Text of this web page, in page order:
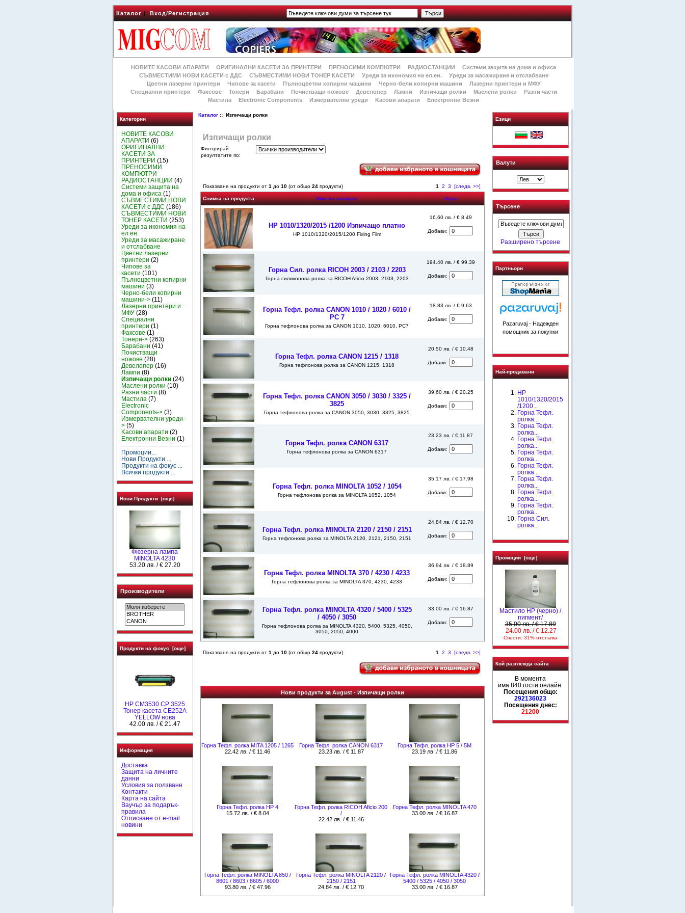
Каталог|Вход/Регистрация
НОВИТЕ КАСОВИ АПАРАТИ ОРИГИНАЛНИ КАСЕТИ ЗА ПРИНТЕРИ ПРЕНОСИМИ КОМПЮТРИ РАДИОСТАНЦИИ
Системи защита на дома и офиса
СЪВМЕСТИМИ НОВИ КАСЕТИ с ДДС
СЪВМЕСТИМИ НОВИ ТОНЕР КАСЕТИ Уреди за икономия на ел.ен.
Уреди за масажиране и отслабване
Цветни лазерни принтери
Чипове за касети Пълноцветни копирни машини Черно-бели копирни машини
Лазерни принтери и МФУ
Специални принтери
Факсове Тонери Барабани Почистващи ножове Девелопер Лампи Изпичащи ролки Маслени ролки
Разни части
Мастила
Electronic Components Измервателни уреди Kасови апарати Електронни Везни
Категории
НОВИТЕ КАСОВИ
АПАРАТИ (6)
ОРИГИНАЛНИ
КАСЕТИ ЗА
ПРИНТЕРИ (15)
ПРЕНОСИМИ
КОМПЮТРИ
РАДИОСТАНЦИИ (4)
Системи защита на
дома и офиса (1)
СЪВМЕСТИМИ НОВИ
КАСЕТИ с ДДС (186)
СЪВМЕСТИМИ НОВИ
ТОНЕР КАСЕТИ (253)
Уреди за икономия на
ел.ен.
Уреди за масажиране
и отслабване
Цветни лазерни
принтери (2)
Чипове за
касети (101)
Пълноцветни копирни
машини (3)
Черно-бели копирни
машини-> (11)
Лазерни принтери и
МФУ (28)
Специални
принтери (1)
Факсове (1)
Тонери-> (263)
Барабани (41)
Почистващи
ножове (28)
Девелопер (16)
Лампи (8)
Изпичащи ролки (24)
Маслени ролки (10)
Разни части (8)
Мастила (7)
Electronic
Components-> (3)
Измервателни уреди-
> (5)
Kасови апарати (2)
Електронни Везни (1)
Промоции...
Нови Продукти ...
Продукти на фокус ...
Всички продукти ...
Нови Продукти [още]
Фюзерна лампа
MINOLTA 4230
53.20 лв. / € 27.20
Производители
Продукти на фокус [още]
HP CM3530 CP 3525
Тонер касета CE252A
YELLOW нова
42.00 лв. / € 21.47
Информация
Доставка
Защита на личните
данни
Условия за ползване
Контакти
Карта на сайта
Ваучър за подарък-
правила
Отписване от e-mail
новини
Каталог :: Изпичащи ролки
Изпичащи ролки
Филтрирай
резултатите по:
Показване на продукти от 1 до 10(от общо 24продукти) 1 2 3 [следв. >>]
Снимка на продукта Име на артикул- Цена
HP 1010/1320/2015 /1200 Изпичащо платно
HP 1010/1320/2015/1200 Fixing Film
16.60 лв. / € 8.49
Добави:
Горна Сил. ролка RICOH 2003 / 2103 / 2203
Горна силиконова ролка за RICOH Aficio 2003, 2103, 2203
194.40 лв. / € 99.39
Добави:
Горна Тефл. ролка CANON 1010 / 1020 / 6010 /
РС 7
Горна тефлонова ролка за CANON 1010, 1020, 6010, PC7
18.83 лв. / € 9.63
Добави:
Горна Тефл. ролка CANON 1215 / 1318
Горна тефлонова ролка за CANON 1215, 1318
20.50 лв. / € 10.48
Добави:
Горна Тефл. ролка CANON 3050 / 3030 / 3325 /
3825
Горна тефлонова ролка за CANON 3050, 3030, 3325, 3825
39.60 лв. / € 20.25
Добави:
Горна Тефл. ролка CANON 6317
Горна тефлонова ролка за CANON 6317
23.23 лв. / € 11.87
Добави:
Горна Тефл. ролка MINOLTA 1052 / 1054
Горна тефлонова ролка за MINOLTA 1052, 1054
35.17 лв. / € 17.98
Добави:
Горна Тефл. ролка MINOLTA 2120 / 2150 / 2151
Горна тефлонова ролка за MINOLTA 2120, 2121, 2150, 2151
24.84 лв. / € 12.70
Добави:
Горна Тефл. ролка MINOLTA 370 / 4230 / 4233
Горна тефлонова ролка за MINOLTA 370, 4230, 4233
36.94 лв. / € 18.89
Добави:
Горна Тефл. ролка MINOLTA 4320 / 5400 / 5325
/ 4050 / 3050
Горна тефлонова ролка за MINOLTA 4320, 5400, 5325, 4050,
3050, 2050, 4000
33.00 лв. / € 16.87
Добави:
Показване на продукти от 1 до 10(от общо 24продукти) 1 2 3 [следв. >>]
Нови продукти за August - Изпичащи ролки
Горна Тефл. ролка MITA 1205 / 1265
22.42 лв. / € 11.46
Горна Тефл. ролка CANON 6317
23.23 лв. / € 11.87
Горна Тефл. ролка НР 5 / 5M
23.19 лв. / € 11.86
Горна Тефл. ролка НР 4
15.72 лв. / € 8.04
Горна Тефл. ролка RICOH Aficio 200
/
22.42 лв. / € 11.46
Горна Тефл. ролка MINOLTA 470
33.00 лв. / € 16.87
Горна Тефл. ролка MINOLTA 850 /
8601 / 8603 / 8605 / 6000
93.80 лв. / € 47.96
Горна Тефл. ролка MINOLTA 2120 /
2150 / 2151
24.84 лв. / € 12.70
Горна Тефл. ролка MINOLTA 4320 /
5400 / 5325 / 4050 / 3050
33.00 лв. / € 16.87
Езици
Валути
Търсене
Разширено търсене
Партньори
Pazaruvaj - Надежден
помощник за покупки
Най-продавани
HP
1010/1320/2015
/1200...
Горна Тефл.
ролка...
Горна Тефл.
ролка...
Горна Тефл.
ролка...
Горна Тефл.
ролка...
Горна Тефл.
ролка...
Горна Тефл.
ролка...
Горна Тефл.
ролка...
Горна Тефл.
ролка...
Горна Сил.
ролка...
Промоции [още]
Мастило НР (черно) /
пигмент/
35.00 лв. / € 17.89
24.00 лв. / € 12.27
Спести: 31% отстъпка
Кой разглежда сайта
В момента
има 840 гости онлайн.
Посещения общо:
292136023
Посещения днес:
21200